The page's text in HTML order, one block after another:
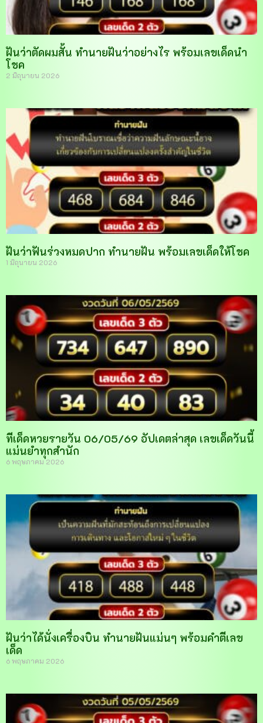
ฝันว่าตัดผมสั้น ทำนายฝันว่าอย่างไร พร้อมเลขเด็ดนำ
โชค
2 มิถุนายน 2026
ฝันว่าฟันร่วงหมดปาก ทำนายฝัน พร้อมเลขเด็ดให้โชค
1 มิถุนายน 2026
ทีเด็ดหวยรายวัน 06/05/69 อัปเดตล่าสุด เลขเด็ดวันนี้
แม่นยำทุกสำนัก
6 พฤษภาคม 2026
ฝันว่าได้นั่งเครื่องบิน ทำนายฝันแม่นๆ พร้อมคำตีเลข
เด็ด
6 พฤษภาคม 2026